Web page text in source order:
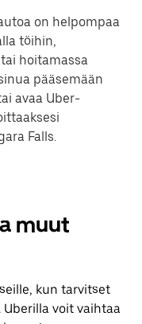
on helpompaa
töihin,
hoitamassa
pääsemään
avaa Uber-
Falls.
muut
kun tarvitset
Uberilla voit vaihtaa